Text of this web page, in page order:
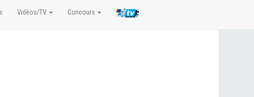
Vidéos/TV Concours